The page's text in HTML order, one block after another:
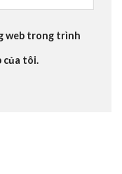
web trong trình
của tôi.